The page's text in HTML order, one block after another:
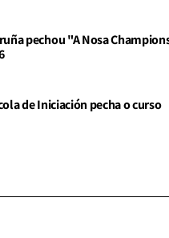
pechou "A Nosa
de Iniciación pecha o curso